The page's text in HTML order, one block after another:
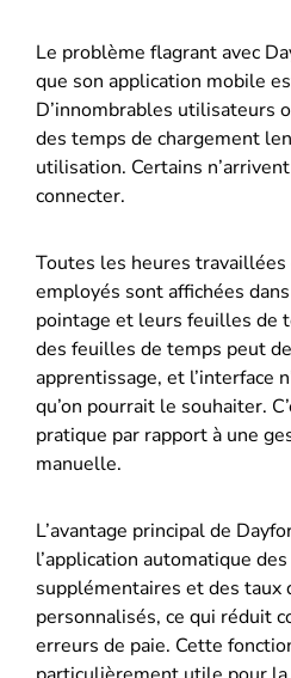
Le problème flagrant avec
que son application mobile
D’innombrables utilisateurs
des temps de chargement
utilisation. Certains
connecter.
Toutes les heures travaillées
employés sont affichées
pointage et leurs feuilles de
des feuilles de temps peut
apprentissage, et l’interface
qu’on pourrait le souhaiter.
pratique par rapport à une
manuelle.
L’avantage principal de
l’application automatique
supplémentaires et des taux
personnalisés, ce qui réduit
erreurs de paie. Cette